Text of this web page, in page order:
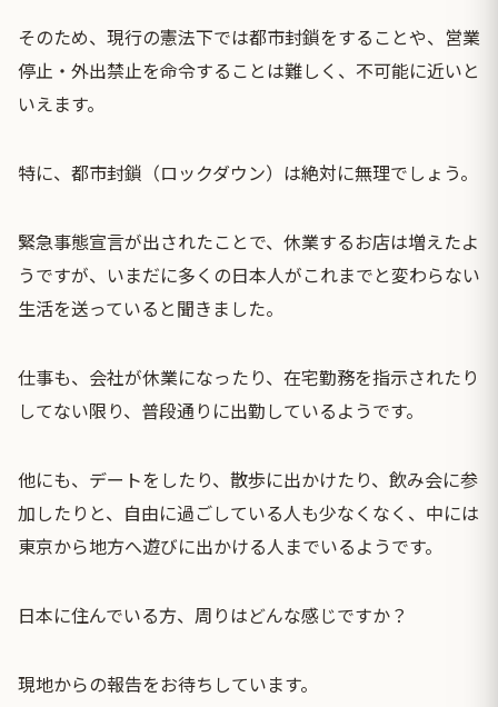
そのため、現行の憲法下では都市封鎖をすることや、営業
停止・外出禁止を命令することは難しく、不可能に近いと
いえます。
特に、都市封鎖（ロックダウン）は絶対に無理でしょう。
緊急事態宣言が出されたことで、休業するお店は増えたよ
うですが、いまだに多くの日本人がこれまでと変わらない
生活を送っていると聞きました。
仕事も、会社が休業になったり、在宅勤務を指示されたり
してない限り、普段通りに出勤しているようです。
他にも、デートをしたり、散歩に出かけたり、飲み会に参
加したりと、自由に過ごしている人も少なくなく、中には
東京から地方へ遊びに出かける人までいるようです。
日本に住んでいる方、周りはどんな感じですか？
現地からの報告をお待ちしています。